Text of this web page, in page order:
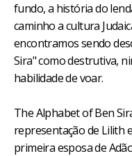
fundo, a história do
caminho a cultura
encontramos sendo
Sira" como destrutiva,
habilidade de voar.
The Alphabet of Ben
representação de Lilith
primeira esposa de